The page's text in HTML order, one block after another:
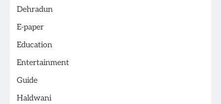
Dehradun
E-paper
Education
Entertainment
Guide
Haldwani